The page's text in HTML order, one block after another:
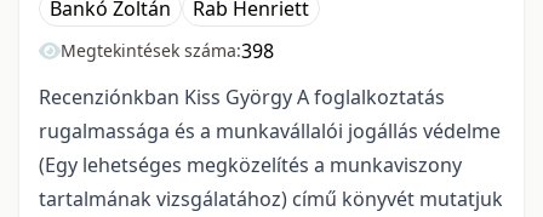
Bankó Zoltán Rab Henriett
Megtekintések száma:398
Recenziónkban Kiss György A foglalkoztatás
rugalmassága és a munkavállalói jogállás védelme
(Egy lehetséges megközelítés a munkaviszony
tartalmának vizsgálatához) című könyvét mutatjuk